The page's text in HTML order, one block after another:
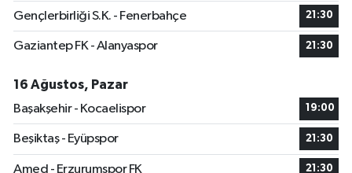
Gençlerbirliği S.K. - Fenerbahçe 21:30
Gaziantep FK - Alanyaspor 21:30
16 Ağustos, Pazar
Başakşehir - Kocaelispor
19:00
Beşiktaş - Eyüpspor 21:30
Amed - Erzurumspor FK 21:30